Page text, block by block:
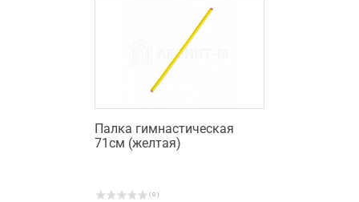
Палка гимнастическая
71см (желтая)
( 0 )